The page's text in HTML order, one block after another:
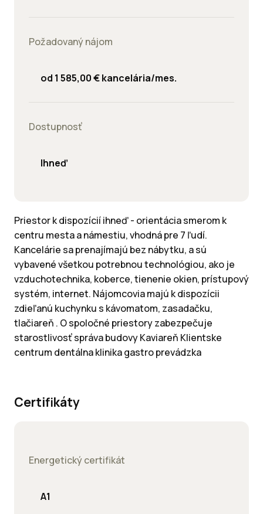
Požadovaný nájom
od 1 585,00 € kancelária/mes.
Dostupnosť
Ihneď
Priestor k dispozícií ihneď - orientácia smerom k
centru mesta a námestiu, vhodná pre 7 ľudí.
Kancelárie sa prenajímajú bez nábytku, a sú
vybavené všetkou potrebnou technológiou, ako je
vzduchotechnika, koberce, tienenie okien, prístupový
systém, internet. Nájomcovia majú k dispozícii
zdieľanú kuchynku s kávomatom, zasadačku,
tlačiareň . O spoločné priestory zabezpečuje
starostlivosť správa budovy Kaviareň Klientske
centrum dentálna klinika gastro prevádzka
Certifikáty
Energetický certifikát
A1